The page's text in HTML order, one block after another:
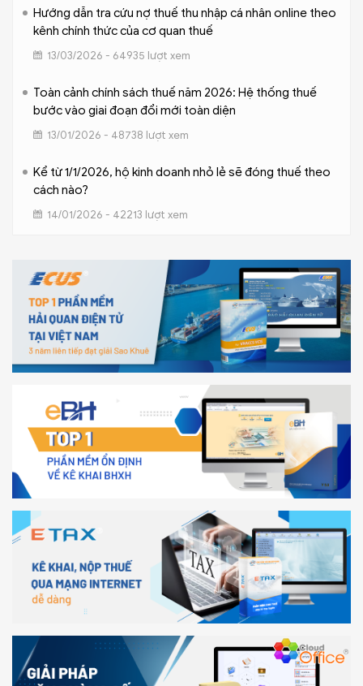
Hướng dẫn tra cứu nợ thuế thu nhập cá nhân online theo
kênh chính thức của cơ quan thuế
13/03/2026 - 64935 lượt xem
Toàn cảnh chính sách thuế năm 2026: Hệ thống thuế
bước vào giai đoạn đổi mới toàn diện
13/01/2026 - 48738 lượt xem
Kể từ 1/1/2026, hộ kinh doanh nhỏ lẻ sẽ đóng thuế theo
cách nào?
14/01/2026 - 42213 lượt xem